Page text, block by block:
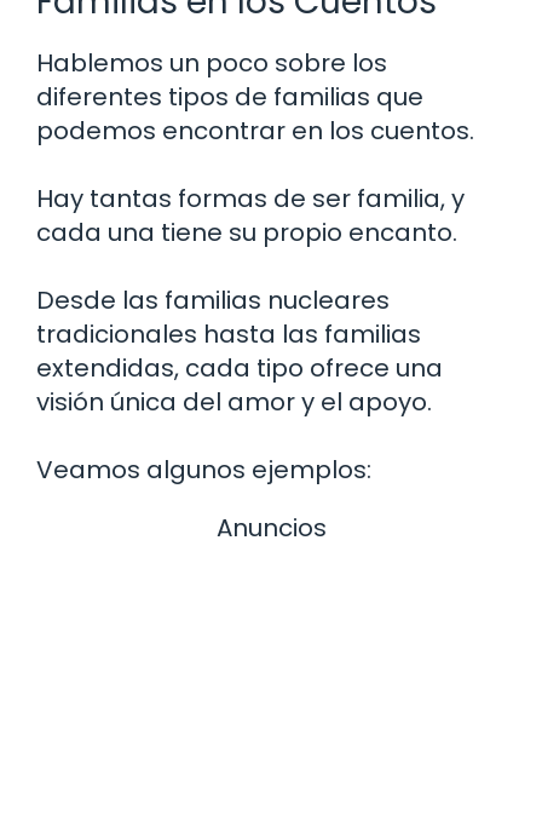
Hablemos un poco sobre los
diferentes tipos de familias que
podemos encontrar en los cuentos.
Hay tantas formas de ser familia, y
cada una tiene su propio encanto.
Desde las familias nucleares
tradicionales hasta las familias
extendidas, cada tipo ofrece una
visión única del amor y el apoyo.
Veamos algunos ejemplos:
Anuncios